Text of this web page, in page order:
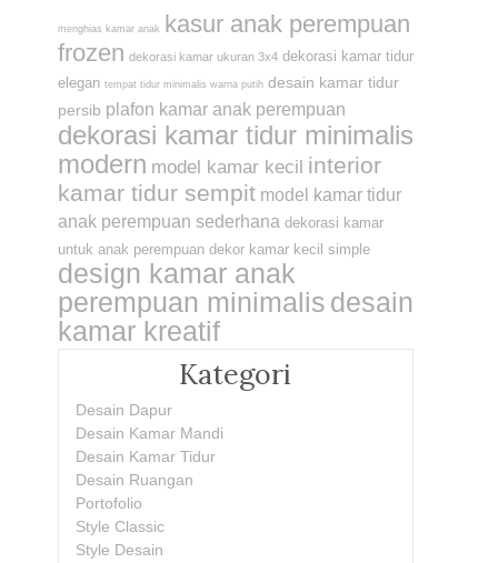
menghias kamar anak kasur anak perempuan
frozen dekorasi kamar ukuran 3x4 dekorasi kamar tidur
elegan tempat tidur minimalis warna putih desain kamar tidur
persib plafon kamar anak perempuan
dekorasi kamar tidur minimalis
modern model kamar kecil interior
kamar tidur sempit model kamar tidur
anak perempuan sederhana dekorasi kamar
untuk anak perempuan dekor kamar kecil simple
design kamar anak
perempuan minimalis desain
kamar kreatif
Kategori
Desain Dapur
Desain Kamar Mandi
Desain Kamar Tidur
Desain Ruangan
Portofolio
Style Classic
Style Desain